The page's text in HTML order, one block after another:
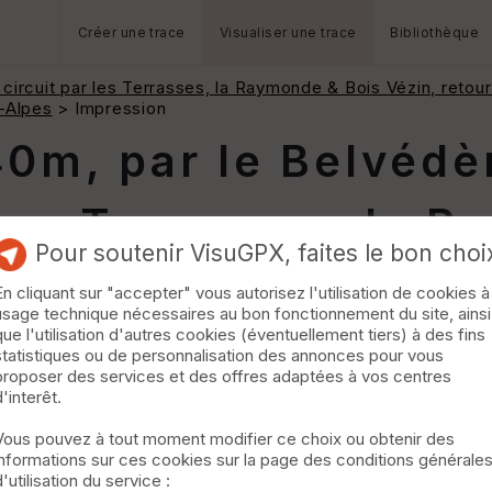
Créer une trace Visualiser une trace Bibliothèque
par les Terrasses, la Raymonde & Bois Vézin,
> Impression
par le
Terrasses, la
Bois Vézin, Serre
des Vignes III /
Alpes
Pour soutenir VisuGPX, faites le bon
cliquant sur "accepter" vous autorisez l'utilisation de cookies à
technique nécessaires au bon fonctionnement du site, ainsi
l'utilisation d'autres cookies (éventuellement tiers) à des fins
ou de personnalisation des annonces pour vous
des services et des offres adaptées à vos centres
pouvez à tout moment modifier ce choix ou obtenir des
sur ces cookies sur la page des conditions générales
du service :